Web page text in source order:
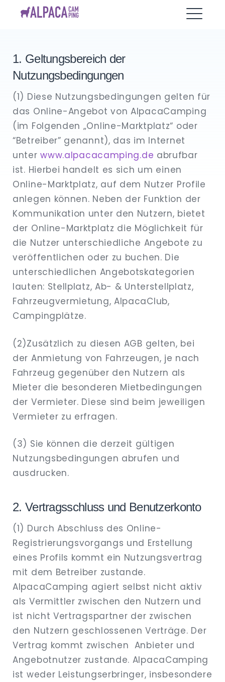
AlpacaCamping
1. Geltungsbereich der
Nutzungsbedingungen
(1) Diese Nutzungsbedingungen gelten für
das Online-Angebot von AlpacaCamping
(im Folgenden „Online-Marktplatz“ oder
“Betreiber” genannt), das im Internet
unterwww.alpacacamping.de abrufbar
ist. Hierbei handelt es sich um einen
Online-Marktplatz, auf dem Nutzer Profile
anlegen können. Neben der Funktion der
Kommunikation unter den Nutzern, bietet
der Online-Marktplatz die Möglichkeit für
die Nutzer unterschiedliche Angebote zu
veröffentlichen oder zu buchen. Die
unterschiedlichen Angebotskategorien
lauten: Stellplatz, Ab- & Unterstellplatz,
Fahrzeugvermietung, AlpacaClub,
Campingplätze.
(2)Zusätzlich zu diesen AGB gelten, bei
der Anmietung von Fahrzeugen, je nach
Fahrzeug gegenüber den Nutzern als
Mieter die besonderen Mietbedingungen
der Vermieter. Diese sind beim jeweiligen
Vermieter zu erfragen.
(3) Sie können die derzeit gültigen
Nutzungsbedingungen abrufen und
ausdrucken.
2. Vertragsschluss und Benutzerkonto
(1) Durch Abschluss des Online-
Registrierungsvorgangs und Erstellung
eines Profils kommt ein Nutzungsvertrag
mit dem Betreiber zustande.
AlpacaCamping agiert selbst nicht aktiv
als Vermittler zwischen den Nutzern und
ist nicht Vertragspartner der zwischen
den Nutzern geschlossenen Verträge. Der
Vertrag kommt zwischen Anbieter und
Angebotnutzer zustande. AlpacaCamping
ist weder Leistungserbringer, insbesondere